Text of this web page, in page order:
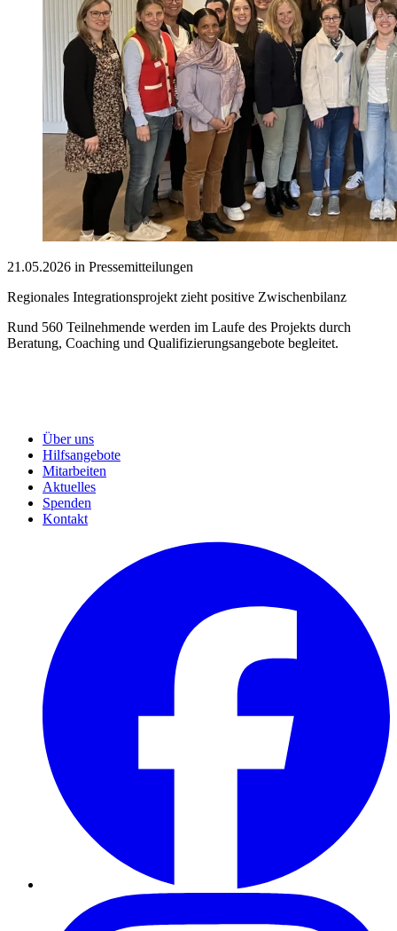
21.05.2026 in Pressemitteilungen
Regionales Integrationsprojekt zieht positive Zwischenbilanz
Rund 560 Teilnehmende werden im Laufe des Projekts durch
Beratung, Coaching und Qualifizierungsangebote begleitet.
Über uns
Hilfsangebote
Mitarbeiten
Aktuelles
Spenden
Kontakt